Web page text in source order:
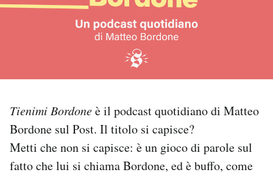
NEWSLETTER
SHOP
CALENDARIO
Tienimi Bordoneè il podcast quotidiano di Matteo
Bordone sul Post. Il titolo si capisce?
Metti che non si capisce: è un gioco di parole sul
fatto che lui si chiama Bordone, ed è buffo, come